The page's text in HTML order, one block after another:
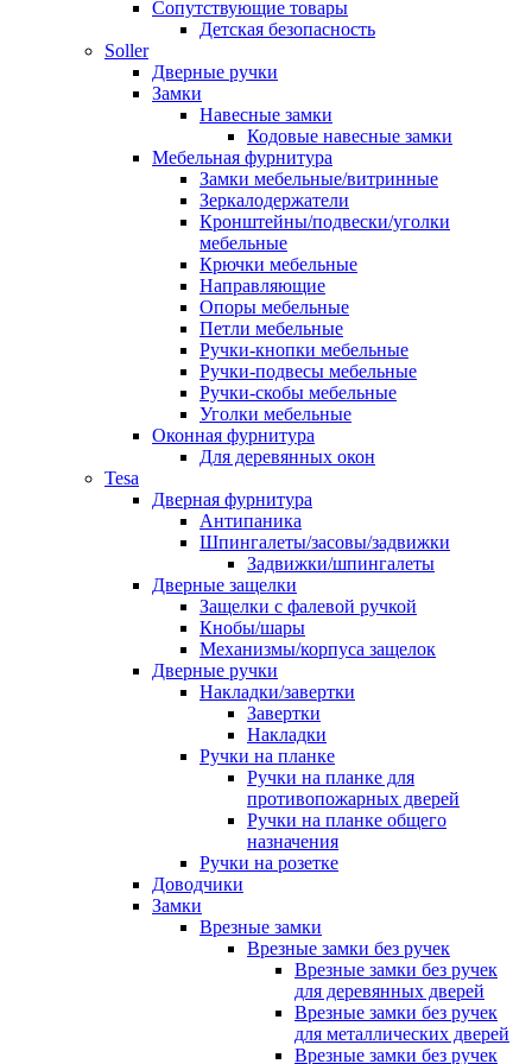
Сопутствующие товары
Детская безопасность
Soller
Дверные ручки
Замки
Навесные замки
Кодовые навесные замки
Мебельная фурнитура
Замки мебельные/витринные
Зеркалодержатели
Кронштейны/подвески/уголки
мебельные
Крючки мебельные
Направляющие
Опоры мебельные
Петли мебельные
Ручки-кнопки мебельные
Ручки-подвесы мебельные
Ручки-скобы мебельные
Уголки мебельные
Оконная фурнитура
Для деревянных окон
Tesa
Дверная фурнитура
Антипаника
Шпингалеты/засовы/задвижки
Задвижки/шпингалеты
Дверные защелки
Защелки с фалевой ручкой
Кнобы/шары
Механизмы/корпуса защелок
Дверные ручки
Накладки/завертки
Завертки
Накладки
Ручки на планке
Ручки на планке для
противопожарных дверей
Ручки на планке общего
назначения
Ручки на розетке
Доводчики
Замки
Врезные замки
Врезные замки без ручек
Врезные замки без ручек
для деревянных дверей
Врезные замки без ручек
для металлических дверей
Врезные замки без ручек